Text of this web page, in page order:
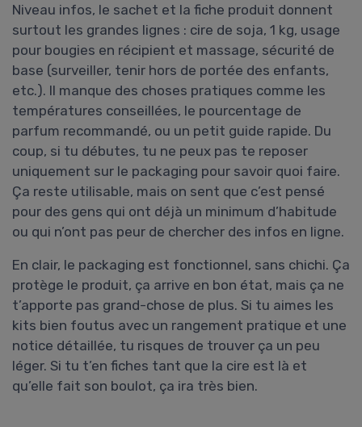
Niveau infos, le sachet et la fiche produit donnent
surtout les grandes lignes : cire de soja, 1 kg, usage
pour bougies en récipient et massage, sécurité de
base (surveiller, tenir hors de portée des enfants,
etc.). Il manque des choses pratiques comme les
températures conseillées, le pourcentage de
parfum recommandé, ou un petit guide rapide. Du
coup, si tu débutes, tu ne peux pas te reposer
uniquement sur le packaging pour savoir quoi faire.
Ça reste utilisable, mais on sent que c’est pensé
pour des gens qui ont déjà un minimum d’habitude
ou qui n’ont pas peur de chercher des infos en ligne.
En clair, le packaging est fonctionnel, sans chichi. Ça
protège le produit, ça arrive en bon état, mais ça ne
t’apporte pas grand-chose de plus. Si tu aimes les
kits bien foutus avec un rangement pratique et une
notice détaillée, tu risques de trouver ça un peu
léger. Si tu t’en fiches tant que la cire est là et
qu’elle fait son boulot, ça ira très bien.